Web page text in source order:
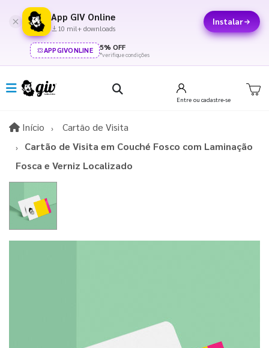
App GIV Online
10 mil+ downloads
Instalar
APPGIVONLINE 5% OFF
*verifique condições
Entre ou cadastre-se
Início InícioCartão de Visita
Cartão de Visita em Couché Fosco com Laminação
Fosca e Verniz Localizado